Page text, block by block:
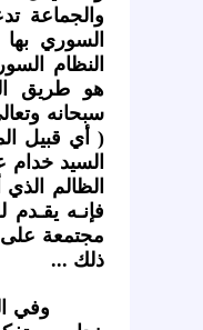
والجماعة
السوري
النظام
هو طريق
سبحانه
( أي قبيل
السيد
الظالم
فإنـه
مجتمعة على
ذلك ...
وفي